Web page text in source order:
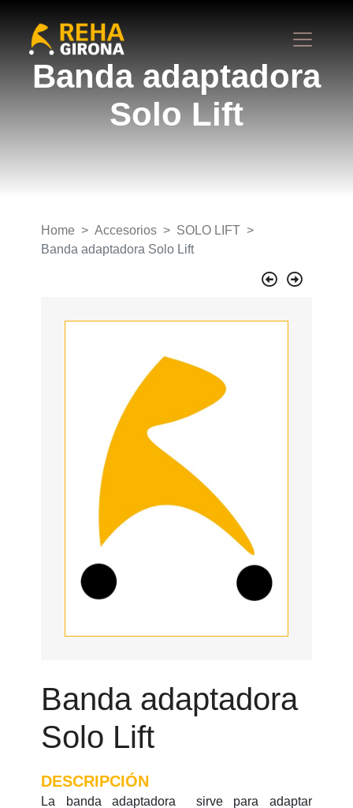
Banda adaptadora
Solo Lift
Home Accesorios
SOLO LIFT
Banda adaptadora Solo Lift
Banda adaptadora
Solo Lift
DESCRIPCIÓN
La banda adaptadora sirve para adaptar